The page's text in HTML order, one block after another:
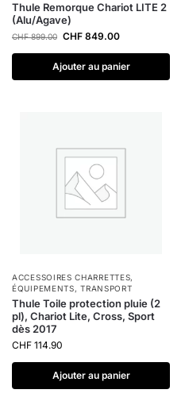
Thule Remorque Chariot LITE 2
(Alu/Agave)
CHF899.00 CHF 849.00
Ajouter au panier
ACCESSOIRES CHARRETTES,
ÉQUIPEMENTS,TRANSPORT
Thule Toile protection pluie (2
pl), Chariot Lite, Cross, Sport
dès 2017
CHF 114.90
Ajouter au panier